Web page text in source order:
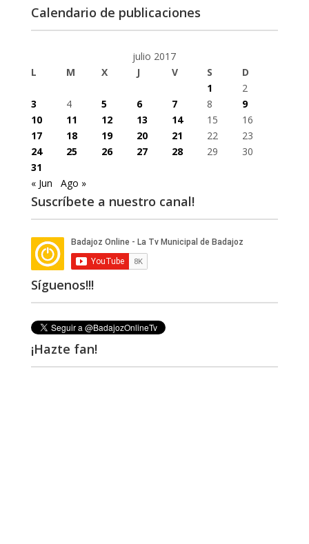
Calendario de publicaciones
julio 2017
L
M X J V S
D
1
2
3
4 5 6 7 8
9
10
11 12 13 14 15
16
17
18 19 20 21 22
23
24
25 26 27 28 29
30
31
« Jun
Ago »
Suscríbete a nuestro canal!
Síguenos!!!
¡Hazte fan!